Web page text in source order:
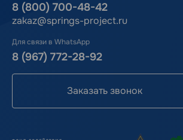
8 (800) 700-48-42
zakaz@springs-project.ru
Для связи в WhatsApp
8 (967) 772-28-92
Заказать звонок